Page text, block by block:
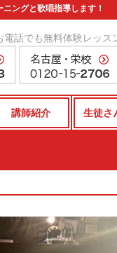
ングと歌唱指導します！
電話でも無料体験レッス
講師紹介 生徒さ